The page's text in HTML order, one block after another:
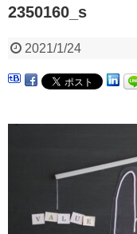
2350160_s
2021/1/24